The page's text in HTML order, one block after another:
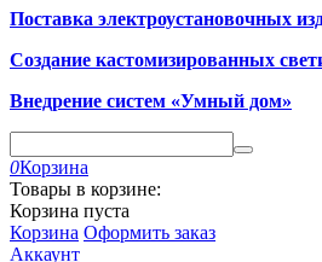
Поставка электроустановочных
Создание кастомизированных
Внедрение систем «Умный дом»
0Корзина
Товары в корзине:
Корзина пуста
Корзина Оформить заказ
Аккаунт